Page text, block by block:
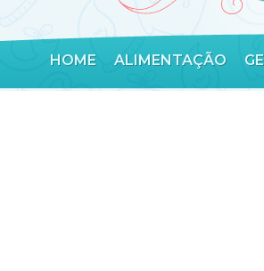
HOME ALIMENTAÇÃO